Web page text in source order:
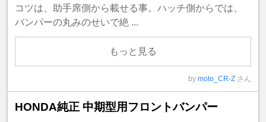
コツは、助手席側から載せる事。ハッチ側からでは、
バンパーの丸みのせいで絶 ...
もっと見る
by moto_CR-Z さん
HONDA純正 中期型用フロントバンパー